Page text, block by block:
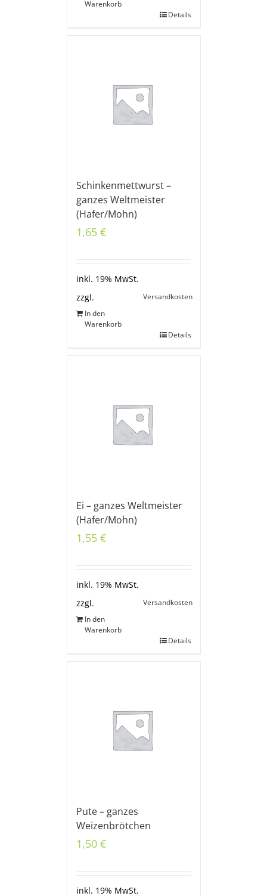
Warenkorb
Details
Schinkenmettwurst –
ganzes Weltmeister
(Hafer/Mohn)
1,65 €
inkl. 19% MwSt.
zzgl.
Versandkosten
In den
Warenkorb
Details
Ei – ganzes Weltmeister
(Hafer/Mohn)
1,55 €
inkl. 19% MwSt.
zzgl.
Versandkosten
In den
Warenkorb
Details
Pute – ganzes
Weizenbrötchen
1,50 €
inkl. 19% MwSt.